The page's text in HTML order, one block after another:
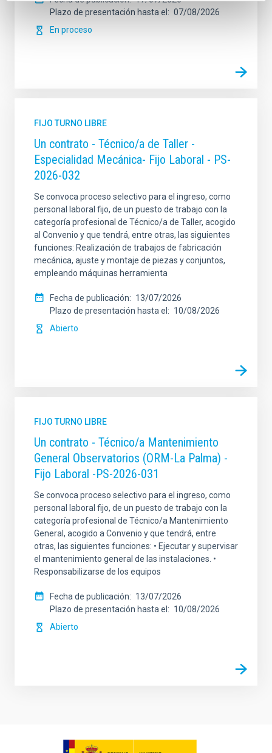
Plazo de presentación hasta el
07/08/2026
En proceso
FIJO TURNO LIBRE
Un contrato - Técnico/a de Taller -
Especialidad Mecánica- Fijo Laboral - PS-
2026-032
Se convoca proceso selectivo para el ingreso, como
personal laboral fijo, de un puesto de trabajo con la
categoría profesional de Técnico/a de Taller, acogido
al Convenio y que tendrá, entre otras, las siguientes
funciones: Realización de trabajos de fabricación
mecánica, ajuste y montaje de piezas y conjuntos,
empleando máquinas herramienta
Fecha de publicación
13/07/2026
Plazo de presentación hasta el
10/08/2026
Abierto
FIJO TURNO LIBRE
Un contrato - Técnico/a Mantenimiento
General Observatorios (ORM-La Palma) -
Fijo Laboral -PS-2026-031
Se convoca proceso selectivo para el ingreso, como
personal laboral fijo, de un puesto de trabajo con la
categoría profesional de Técnico/a Mantenimiento
General, acogido a Convenio y que tendrá, entre
otras, las siguientes funciones: • Ejecutar y supervisar
el mantenimiento general de las instalaciones. •
Responsabilizarse de los equipos
Fecha de publicación
13/07/2026
Plazo de presentación hasta el
10/08/2026
Abierto